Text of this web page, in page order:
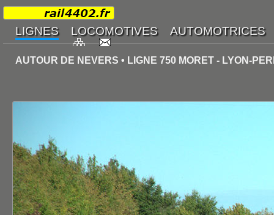
AUTOUR DE NEVERS • LIGNE 750 MORET - LYON-